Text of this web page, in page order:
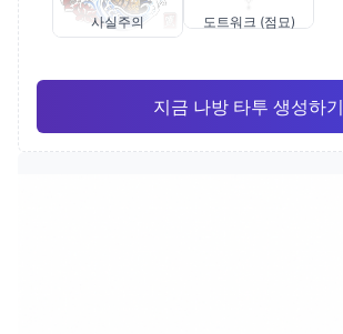
사실주의 도트워크 (점묘)
지금 나방 타투 생성하기